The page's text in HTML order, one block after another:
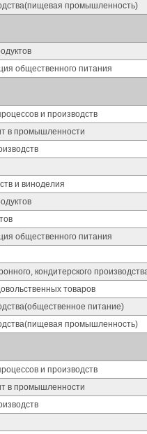
промышленность)
общественного питания
и производств
в промышленности
и виноделия
общественного питания
кондитерского
товаров
питание)
промышленность)
и производств
в промышленности